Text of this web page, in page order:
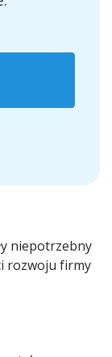
niepotrzebny
rozwoju firmy